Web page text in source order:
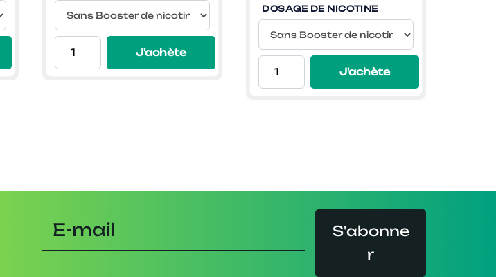
4,99€
à
9,99€
J'achète
prix :
4,99€
à
9,99€
DOSAGE DE NICOTINE
J'achète
S'abonne
r